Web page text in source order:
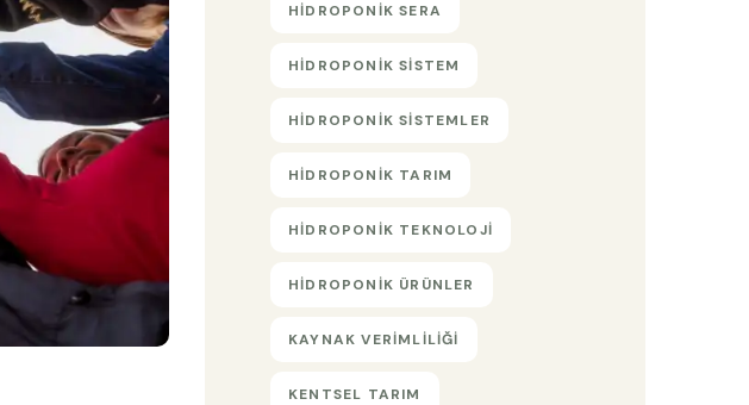
HIDROPONIK SERA
HIDROPONIK SISTEM
HIDROPONIK SISTEMLER
HIDROPONIK TARIM
HIDROPONIK TEKNOLOJI
HIDROPONIK ÜRÜNLER
KAYNAK VERIMLILIĞI
KENTSEL TARIM